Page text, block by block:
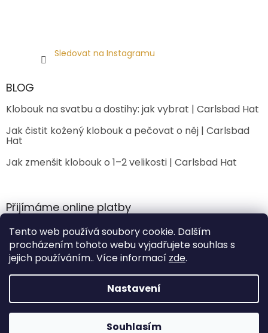
Tento web používá soubory cookie. Dalším
procházením tohoto webu vyjadřujete souhlas s
jejich používáním.. Více informací zde.
Nastavení
Souhlasím
Sledovat na Instagramu
BLOG
Klobouk na svatbu a dostihy: jak vybrat | Carlsbad Hat
Jak čistit kožený klobouk a pečovat o něj | Carlsbad
Hat
Jak zmenšit klobouk o 1–2 velikosti | Carlsbad Hat
Přijímáme online platby
Vytvořil Shoptet
CarlsbadHat. Všechna práva vyhrazena.